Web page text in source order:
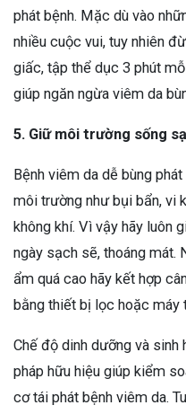
phát bệnh. Mặc dù vào
nhiều cuộc vui, tuy nhiên
giấc, tập thể dục 3 phút
giúp ngăn ngừa viêm da
5. Giữ môi trường sống
Bệnh viêm da dễ bùng
môi trường như bụi bẩn, vi
không khí. Vì vậy hãy luôn
ngày sạch sẽ, thoáng mát.
ẩm quá cao hãy kết hợp
bằng thiết bị lọc hoặc máy
Chế độ dinh dưỡng và
pháp hữu hiệu giúp kiểm
cơ tái phát bệnh viêm da.